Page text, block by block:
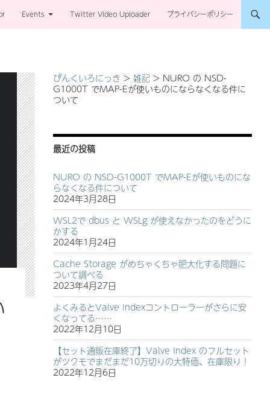
Events Twitter Video Uploader プライバシーポリシー
ぴんくいろにっき > 雑記> NURO の NSD-
G1000T でMAP-Eが使いものにならなくなる件に
ついて
最近の投稿
NURO の NSD-G1000T でMAP-Eが使いものにな
らなくなる件について
2024年3月28日
WSL2で dbus と WSLg が使えなかったのをどうに
かする
2024年1月24日
Cache Storage がめちゃくちゃ肥大化する問題に
ついて調べる
2023年4月27日
よくみるとValve Indexコントローラーがさらに安
くなってる……
2022年12月10日
【セット通販在庫終了】Valve Index のフルセット
がツクモでまだまだ10万切りの大特価、在庫限り！
2022年12月6日